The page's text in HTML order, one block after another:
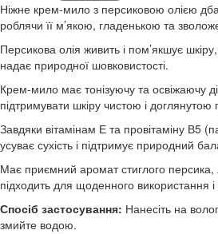
Ніжне крем-мило з персиковою олією
роблячи її м’якою, гладенькою та
Персикова олія живить і пом’якшує
надає природної шовковистості.
Крем-мило має тонізуючу та освіжаючу
підтримувати шкіру чистою і
Завдяки вітамінам Е та провітаміну В5
усуває сухість і підтримує природний
Має приємний аромат стиглого персика,
підходить для щоденного використання і
Спосіб застосування: Нанесіть на
змийте водою.